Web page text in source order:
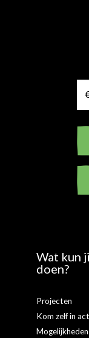
Wat kun
doen?
Projecten
Kom zelf in